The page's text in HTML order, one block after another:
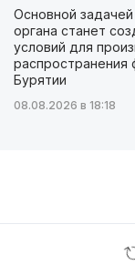
Основной задачей
органа станет
условий для
распространения
Бурятии
08.08.2026 в 18:18